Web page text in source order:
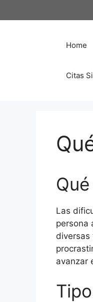
al
Home
Citas
Las
persona
diversas
avanzar